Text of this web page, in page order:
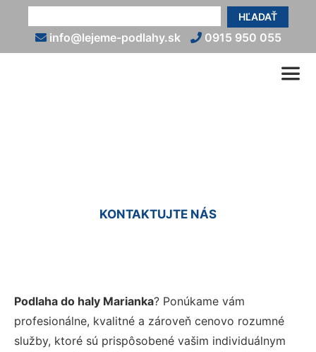
HĽADAŤ
info@lejeme-podlahy.sk 0915 950 055
KONTAKTUJTE NÁS
Podlaha do haly Marianka? Ponúkame vám
profesionálne, kvalitné a zároveň cenovo rozumné
služby, ktoré sú prispôsobené vašim individuálnym